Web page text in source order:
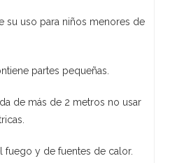
su uso para niños menores de
partes pequeñas.
de más de 2 metros no usar
fuego y de fuentes de calor.